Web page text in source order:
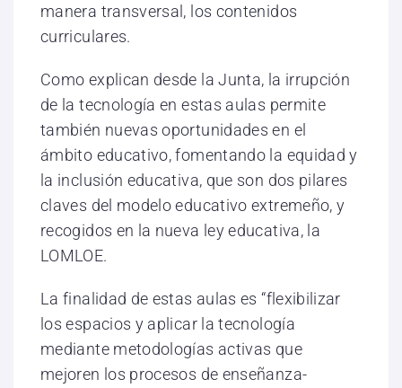
manera transversal, los contenidos
curriculares.
Como explican desde la Junta, la irrupción
de la tecnología en estas aulas permite
también nuevas oportunidades en el
ámbito educativo, fomentando la equidad y
la inclusión educativa, que son dos pilares
claves del modelo educativo extremeño, y
recogidos en la nueva ley educativa, la
LOMLOE.
La finalidad de estas aulas es “flexibilizar
los espacios y aplicar la tecnología
mediante metodologías activas que
mejoren los procesos de enseñanza-